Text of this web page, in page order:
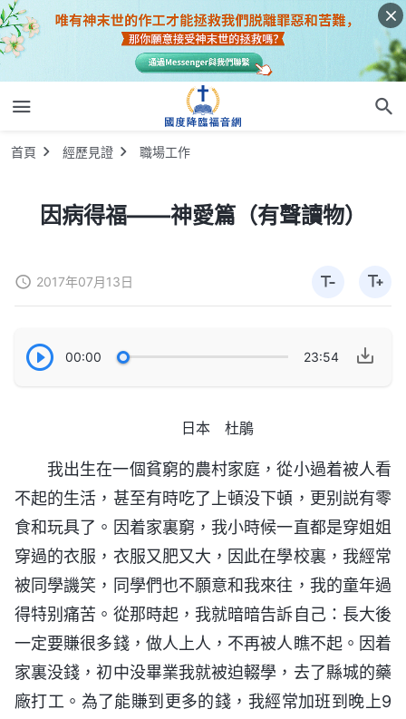
首頁 經歷見證 職場工作
因病得福——神愛篇（有聲讀物）
2017年07月13日
00:00 23:54
日本 杜鵑
我出生在一個貧窮的農村家庭，從小過着被人看
不起的生活，甚至有時吃了上頓没下頓，更别説有零
食和玩具了。因着家裏窮，我小時候一直都是穿姐姐
穿過的衣服，衣服又肥又大，因此在學校裏，我經常
被同學譏笑，同學們也不願意和我來往，我的童年過
得特别痛苦。從那時起，我就暗暗告訴自己：長大後
一定要賺很多錢，做人上人，不再被人瞧不起。因着
家裏没錢，初中没畢業我就被迫輟學，去了縣城的藥
廠打工。為了能賺到更多的錢，我經常加班到晚上9